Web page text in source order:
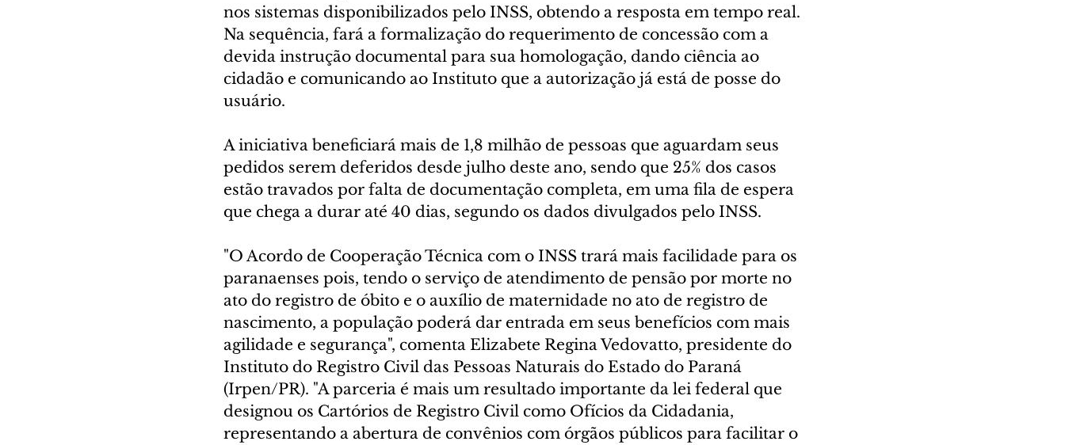
nos sistemas disponibilizados pelo INSS, obtendo a resposta em tempo real.
Na sequência, fará a formalização do requerimento de concessão com a
devida instrução documental para sua homologação, dando ciência ao
cidadão e comunicando ao Instituto que a autorização já está de posse do
usuário.
A iniciativa beneficiará mais de 1,8 milhão de pessoas que aguardam seus
pedidos serem deferidos desde julho deste ano, sendo que 25% dos casos
estão travados por falta de documentação completa, em uma fila de espera
que chega a durar até 40 dias, segundo os dados divulgados pelo INSS.
"O Acordo de Cooperação Técnica com o INSS trará mais facilidade para os
paranaenses pois, tendo o serviço de atendimento de pensão por morte no
ato do registro de óbito e o auxílio de maternidade no ato de registro de
nascimento, a população poderá dar entrada em seus benefícios com mais
agilidade e segurança", comenta Elizabete Regina Vedovatto, presidente do
Instituto do Registro Civil das Pessoas Naturais do Estado do Paraná
(Irpen/PR). "A parceria é mais um resultado importante da lei federal que
designou os Cartórios de Registro Civil como Ofícios da Cidadania,
representando a abertura de convênios com órgãos públicos para facilitar o